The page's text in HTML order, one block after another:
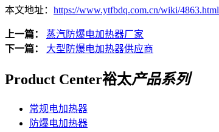
本文地址： https://www.ytfbdq.com.cn/wiki/4863.html
上一篇：
蒸汽防爆电加热器厂家
下一篇：
大型防爆电加热器供应商
Product Center裕太产品系列
常规电加热器
防爆电加热器